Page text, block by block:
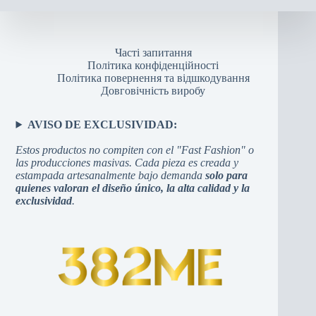
Часті запитання
Політика конфіденційності
Політика повернення та відшкодування
Довговічність виробу
AVISO DE EXCLUSIVIDAD:
Estos productos no compiten con el "Fast Fashion" o
las producciones masivas. Cada pieza es creada y
estampada artesanalmente bajo demandasolo para
quienes valoran el diseño único, la alta calidad y la
exclusividad.